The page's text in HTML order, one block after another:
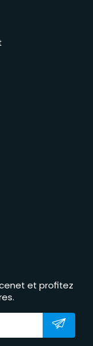
et profitez